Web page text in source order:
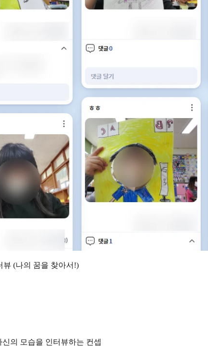
뷰 (나의 꿈을 찾아서!)
의 모습을 인터뷰하는 컨셉